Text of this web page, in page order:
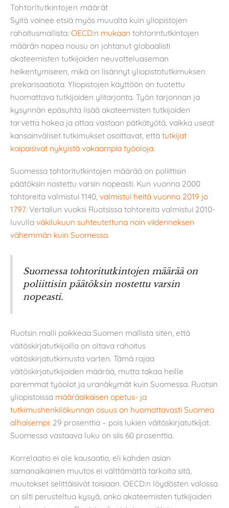
Tohtoritutkintojen määrät
Syitä voinee etsiä myös muualta kuin yliopistojen
rahoitusmallista: OECD:n mukaan tohtorintutkintojen
määrän nopea nousu on johtanut globaalisti
akateemisten tutkijoiden neuvotteluaseman
heikentymiseen, mikä on lisännyt yliopistotutkimuksen
prekarisaatiota. Yliopistojen käyttöön on tuotettu
huomattava tutkijoiden ylitarjonta. Työn tarjonnan ja
kysynnän epäsuhta lisää akateemisten tutkijoiden
tarvetta hakea ja ottaa vastaan pätkätyötä, vaikka useat
kansainväliset tutkimukset osoittavat, että tutkijat
kaipaisivat nykyistä vakaampia työoloja.
Suomessa tohtoritutkintojen määrää on poliittisin
päätöksin nostettu varsin nopeasti. Kun vuonna 2000
tohtoreita valmistui 1140, valmistui heitä vuonna 2019 jo
1797. Vertailun vuoksi Ruotsissa tohtoreita valmistui 2010-
luvulla väkilukuun suhteutettuna noin viidenneksen
vähemmän kuin Suomessa.
Suomessa tohtoritutkintojen määrää on
poliittisin päätöksin nostettu varsin
nopeasti.
Ruotsin malli poikkeaa Suomen mallista siten, että
väitöskirjatutkijoilla on oltava rahoitus
väitöskirjatutkimusta varten. Tämä rajaa
väitöskirjatutkijoiden määrää, mutta takaa heille
paremmat työolot ja uranäkymät kuin Suomessa. Ruotsin
yliopistoissa määräaikaisen opetus- ja
tutkimushenkilökunnan osuus on huomattavasti Suomea
alhaisempi: 29 prosenttia – pois lukien väitöskirjatutkijat.
Suomessa vastaava luku on siis 60 prosenttia.
Korrelaatio ei ole kausaatio, eli kahden asian
samanaikainen muutos ei välttämättä tarkoita sitä,
muutokset selittäisivät toisiaan. OECD:n löydösten valossa
on silti perusteltua kysyä, onko akateemisten tutkijoiden